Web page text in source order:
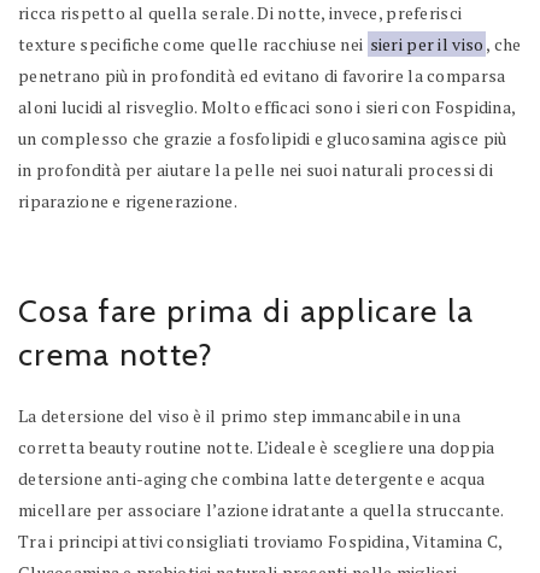
ricca rispetto al quella serale. Di notte, invece, preferisci
texture specifiche come quelle racchiuse nei sieri per il viso , che
penetrano più in profondità ed evitano di favorire la comparsa
aloni lucidi al risveglio. Molto efficaci sono i sieri con Fospidina,
un complesso che grazie a fosfolipidi e glucosamina agisce più
in profondità per aiutare la pelle nei suoi naturali processi di
riparazione e rigenerazione.
Cosa fare prima di applicare la
crema notte?
La detersione del viso è il primo step immancabile in una
corretta beauty routine notte. L’ideale è scegliere una doppia
detersione anti-aging che combina latte detergente e acqua
micellare per associare l’azione idratante a quella struccante.
Tra i principi attivi consigliati troviamo Fospidina, Vitamina C,